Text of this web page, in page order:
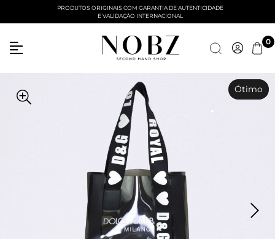
PRODUTOS ORIGINAIS COM GARANTIA DE AUTENTICIDADE
E VALIDAÇÃO INTERNACIONAL
0
Ótimo